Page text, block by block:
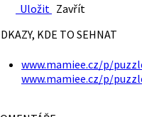
Uložit Zavřít
KDE TO SEHNAT
www.mamiee.cz/p/
www.mamiee.cz/p/